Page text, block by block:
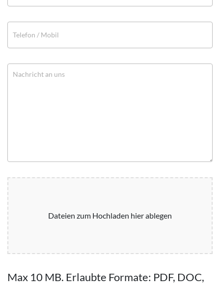
Dateien zum Hochladen hier ablegen
Max 10 MB. Erlaubte Formate: PDF, DOC,